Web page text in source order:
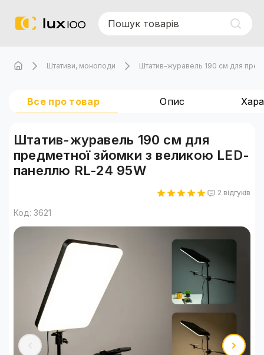
Штативи, моноподи Штатив-журавель 190 см для
Все про товар Опис
Штатив-журавель 190 см для
предметної зйомки з великою LED-
панеллю RL-24 95W
2 відгуків
Код: 3621